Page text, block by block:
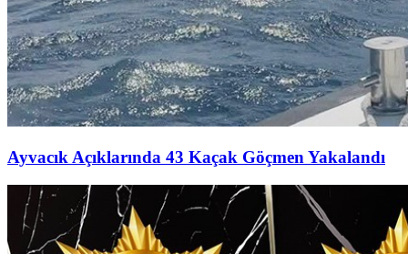
Ayvacık Açıklarında 43 Kaçak Göçmen Yakalandı